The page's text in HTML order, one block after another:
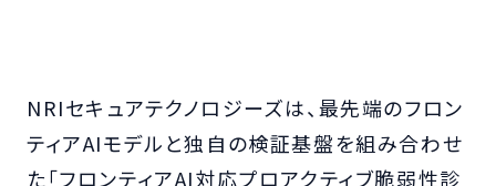
NRIセキュアテクノロジーズは、最先端のフロン
ティアAIモデルと独自の検証基盤を組み合わせ
た「フロンティアAI対応プロアクティブ脆弱性診